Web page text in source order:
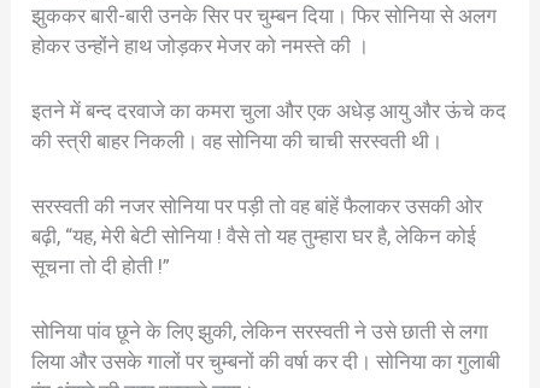
झुककर बारी-बारी उनके सिर पर चुम्बन दिया। फिर सोनिया से अलग
होकर उन्होंने हाथ जोड़कर मेजर को नमस्ते की ।
इतने में बन्द दरवाजे का कमरा चुला और एक अधेड़ आयु और ऊंचे कद
की स्त्री बाहर निकली। वह सोनिया की चाची सरस्वती थी।
सरस्वती की नजर सोनिया पर पड़ी तो वह बांहें फैलाकर उसकी ओर
बढ़ी, “यह, मेरी बेटी सोनिया ! वैसे तो यह तुम्हारा घर है, लेकिन कोई
सूचना तो दी होती !”
सोनिया पांव छूने के लिए झुकी, लेकिन सरस्वती ने उसे छाती से लगा
लिया और उसके गालों पर चुम्बनों की वर्षा कर दी। सोनिया का गुलाबी